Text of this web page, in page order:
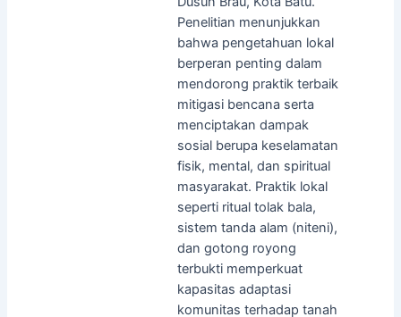
Penelitian menunjukkan
bahwa pengetahuan lokal
berperan penting dalam
mendorong praktik terbaik
mitigasi bencana serta
menciptakan dampak
sosial berupa keselamatan
fisik, mental, dan spiritual
masyarakat. Praktik lokal
seperti ritual tolak bala,
sistem tanda alam (niteni),
dan gotong royong
terbukti memperkuat
kapasitas adaptasi
komunitas terhadap tanah